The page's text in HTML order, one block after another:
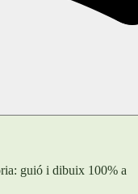
guió i dibuix 100% a